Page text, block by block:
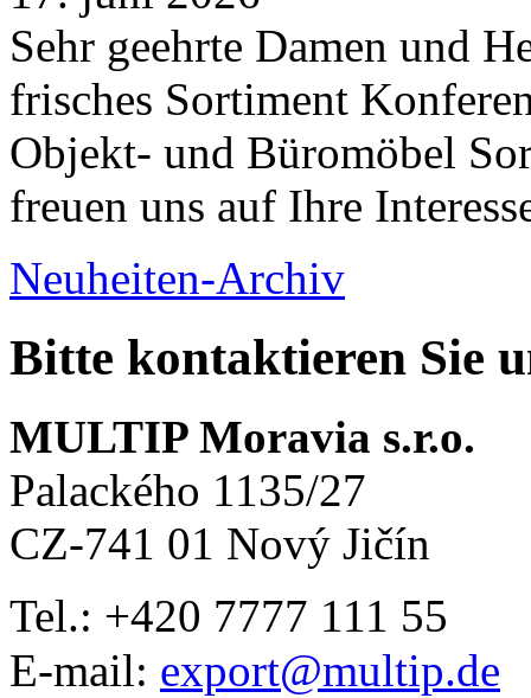
Sehr geehrte Damen und
frisches Sortiment
Objekt- und Büromöbel
freuen uns auf Ihre
Neuheiten-Archiv
Bitte kontaktieren Sie
MULTIP Moravia s.r.o.
Palackého 1135/27
CZ-741 01 Nový Jičín
Tel.: +420 7777 111 55
E-mail: export@multip.de